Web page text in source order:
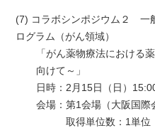
(7) コラボシンポジウム２ 一
ログラム（がん領域）
「がん薬物療法における
向けて～」
日時： 2月15日（日）
会場：第1会場（大阪国
取得単位数：1単位